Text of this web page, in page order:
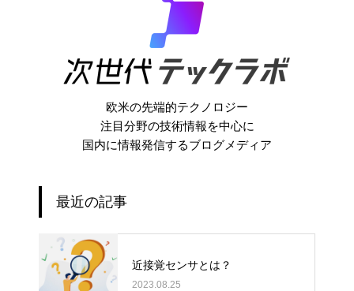
欧米の先端的テクノロジー
注目分野の技術情報を中心に
国内に情報発信するブログメディア
最近の記事
近接覚センサとは？
2023.08.25